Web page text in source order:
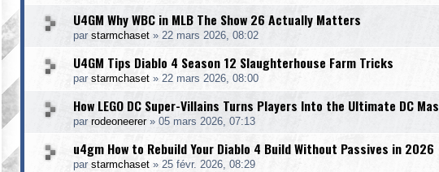
U4GM Why WBC in MLB The Show 26 Actually Matters
par starmchaset » 22 mars 2026, 08:02
U4GM Tips Diablo 4 Season 12 Slaughterhouse Farm Tricks
par starmchaset » 22 mars 2026, 08:00
How LEGO DC Super-Villains Turns Players Into the Ultimate DC
par rodeoneerer» 05 mars 2026, 07:13
u4gm How to Rebuild Your Diablo 4 Build Without Passives in 2026
par starmchaset » 25 févr. 2026, 08:29